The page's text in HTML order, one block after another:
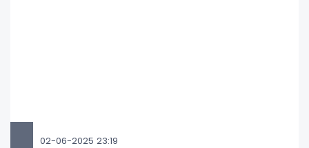
02-06-2025 23:19